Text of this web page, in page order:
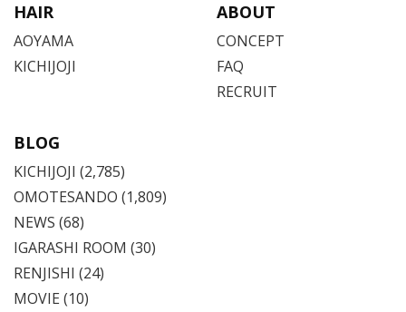
HAIR
AOYAMA
KICHIJOJI
ABOUT
CONCEPT
FAQ
RECRUIT
BLOG
KICHIJOJI (2,785)
OMOTESANDO (1,809)
NEWS (68)
IGARASHI ROOM (30)
RENJISHI (24)
MOVIE (10)